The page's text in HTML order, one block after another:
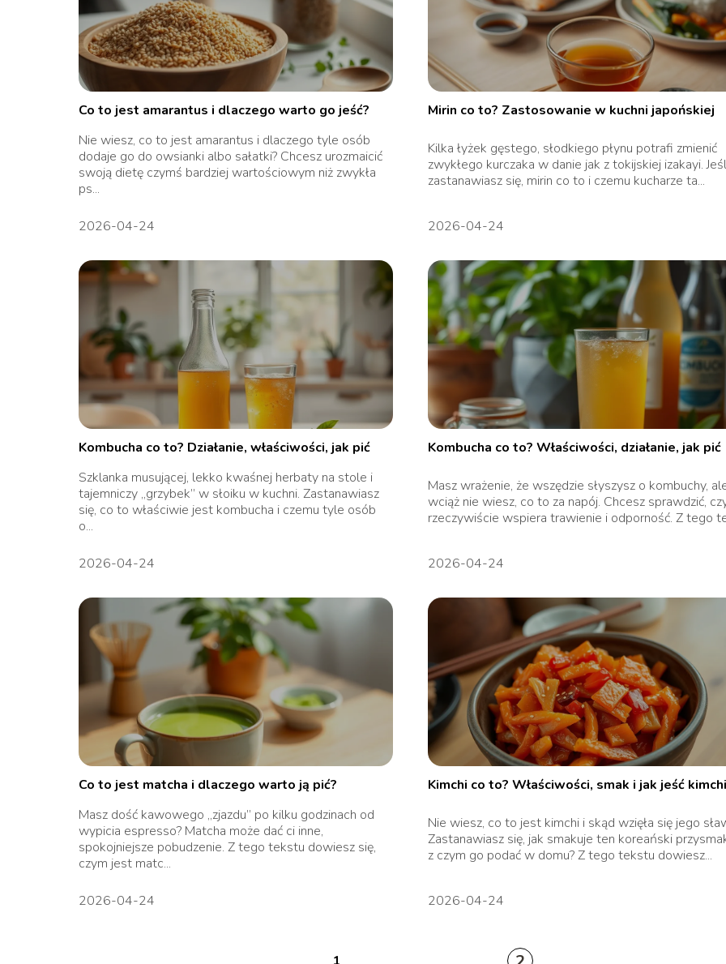
Co to jest amarantus i dlaczego warto go jeść?
Nie wiesz, co to jest amarantus i dlaczego tyle osób
dodaje go do owsianki albo sałatki? Chcesz urozmaicić
swoją dietę czymś bardziej wartościowym niż zwykła
ps...
2026-04-24
Mirin co to? Zastosowanie w kuchni japońskiej
Kilka łyżek gęstego, słodkiego płynu potrafi zmienić
zwykłego kurczaka w danie jak z tokijskiej izakayi.
zastanawiasz się, mirin co to i czemu kucharze ta...
2026-04-24
Kombucha co to? Działanie, właściwości, jak pić
Szklanka musującej, lekko kwaśnej herbaty na stole i
tajemniczy „grzybek” w słoiku w kuchni. Zastanawiasz
się, co to właściwie jest kombucha i czemu tyle osób
o...
2026-04-24
Kombucha co to? Właściwości, działanie, jak pić
Masz wrażenie, że wszędzie słyszysz o kombuchy,
wciąż nie wiesz, co to za napój. Chcesz sprawdzić,
rzeczywiście wspiera trawienie i odporność. Z tego
2026-04-24
Co to jest matcha i dlaczego warto ją pić?
Masz dość kawowego „zjazdu” po kilku godzinach od
wypicia espresso? Matcha może dać ci inne,
spokojniejsze pobudzenie. Z tego tekstu dowiesz się,
czym jest matc...
2026-04-24
Kimchi co to? Właściwości, smak i jak jeść
Nie wiesz, co to jest kimchi i skąd wzięła się jego
Zastanawiasz się, jak smakuje ten koreański
z czym go podać w domu? Z tego tekstu dowiesz...
2026-04-24
1